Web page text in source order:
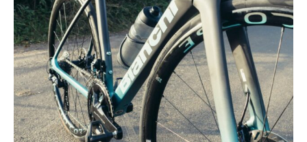
Actualités